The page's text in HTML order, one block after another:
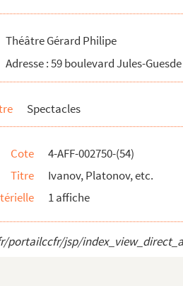
Théâtre Gérard Philipe
Adresse : 59 boulevard Jules-Guesde
Spectacles
Cote
4-AFF-002750-(54)
Titre
Ivanov, Platonov, etc.
1 affiche
jsp/